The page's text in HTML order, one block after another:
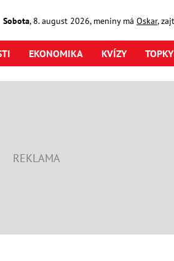
Sobota, 8. august2026, meniny má Oskar,
EKONOMIKA KVÍZY